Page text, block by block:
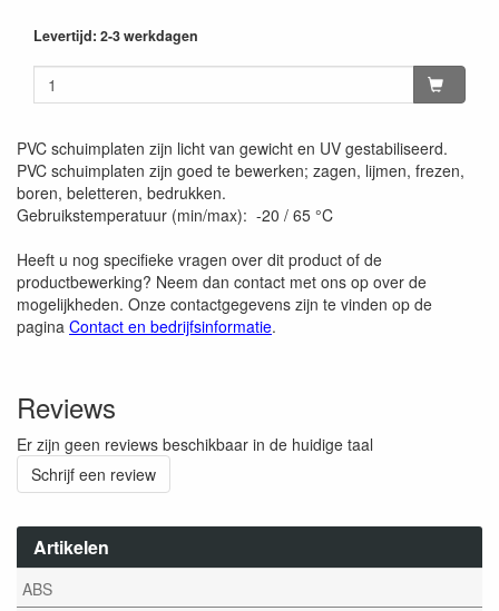
Artikelen
ABS
Levertijd: 2-3 werkdagen
PVC schuimplaten zijn licht van gewicht en UV gestabiliseerd.
PVC schuimplaten zijn goed te bewerken; zagen, lijmen, frezen,
boren, beletteren, bedrukken.
Gebruikstemperatuur (min/max): -20 / 65 °C
Heeft u nog specifieke vragen over dit product of de
productbewerking? Neem dan contact met ons op over de
mogelijkheden. Onze contactgegevens zijn te vinden op de
pagina Contact en bedrijfsinformatie.
Reviews
Er zijn geen reviews beschikbaar in de huidige taal
Schrijf een review